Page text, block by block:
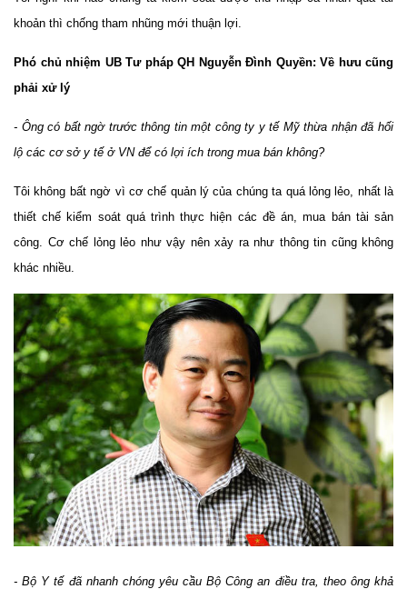
khoản thì chống tham nhũng mới thuận lợi.
Phó chủ nhiệm UB Tư pháp QH Nguyễn Đình Quyền: Về hưu cũng
phải xử lý
- Ông có bất ngờ trước thông tin một công ty y tế Mỹ thừa nhận đã hối
lộ các cơ sở y tế ở VN để có lợi ích trong mua bán không?
Tôi không bất ngờ vì cơ chế quản lý của chúng ta quá lỏng lẻo, nhất là
thiết chế kiểm soát quá trình thực hiện các đề án, mua bán tài sản
công. Cơ chế lỏng lẻo như vậy nên xảy ra như thông tin cũng không
khác nhiều.
- Bộ Y tế đã nhanh chóng yêu cầu Bộ Công an điều tra, theo ông khả